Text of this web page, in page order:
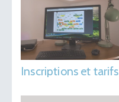
Inscriptions et tarifs